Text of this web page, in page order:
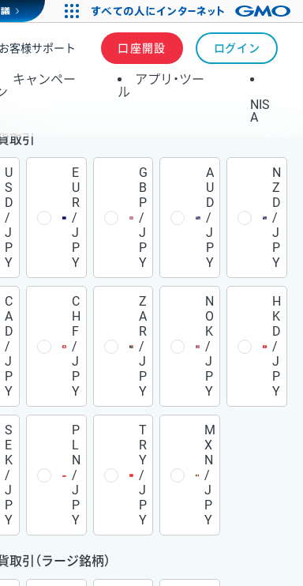
お客様サポート 口座開設 ログイン
キャンペー
アプリ・ツー
ル
NIS
A
取引
U
S
D
/
J
P
Y
E
U
R
/
J
P
Y
G
B
P
/
J
P
Y
A
U
D
/
J
P
Y
N
Z
D
/
J
P
Y
C
A
D
/
J
P
Y
C
H
F
/
J
P
Y
Z
A
R
/
J
P
Y
N
O
K
/
J
P
Y
H
K
D
/
J
P
Y
S
E
K
/
J
P
Y
P
L
N
/
J
P
Y
T
R
Y
/
J
P
Y
M
X
N
/
J
P
Y
取引（ラージ銘柄）